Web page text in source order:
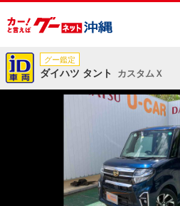
グー鑑定
ダイハツ タント カスタムＸ